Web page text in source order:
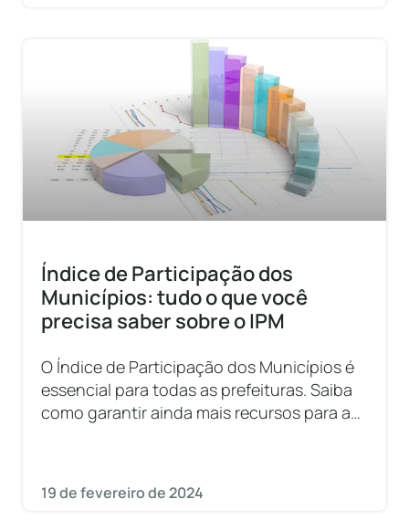
Índice de Participação dos
Municípios: tudo o que você
precisa saber sobre o IPM
O Índice de Participação dos Municípios é
essencial para todas as prefeituras. Saiba
como garantir ainda mais recursos para a
19 de fevereiro de 2024